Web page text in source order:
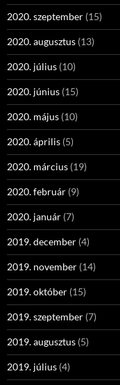
2020. szeptember (15)
2020. augusztus (13)
2020. július (10)
2020. június (15)
2020. május (10)
2020. április (5)
2020. március (19)
2020. február (9)
2020. január (7)
2019. december (4)
2019. november (14)
2019. október (15)
2019. szeptember (7)
2019. augusztus (5)
2019. július (4)